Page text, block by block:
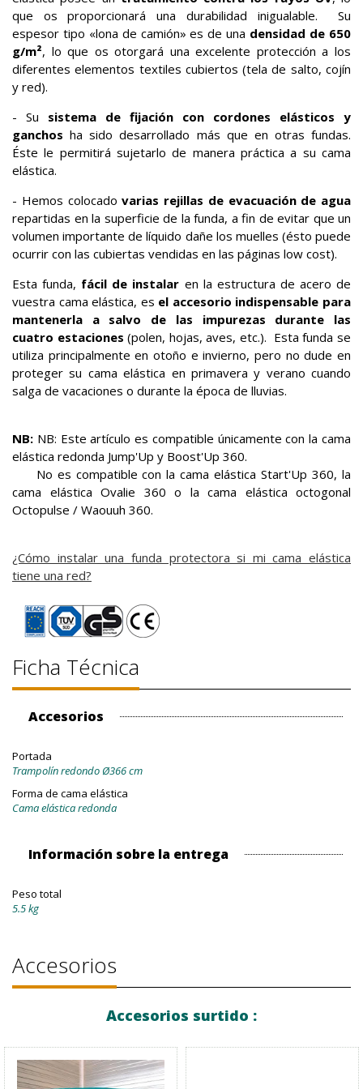
que os proporcionará una durabilidad inigualable. Su
espesor tipo «lona de camión» es de una densidad de 650
g/m², lo que os otorgará una excelente protección a los
diferentes elementos textiles cubiertos (tela de salto, cojín
y red).
- Su sistema de fijación con cordones elásticos y
ganchos ha sido desarrollado más que en otras fundas.
Éste le permitirá sujetarlo de manera práctica a su cama
elástica.
- Hemos colocadovarias rejillas de evacuación de agua
repartidas en la superficie de la funda, a fin de evitar que un
volumen importante de líquido dañe los muelles (ésto puede
ocurrir con las cubiertas vendidas en las páginas low cost).
Esta funda, fácil de instalar en la estructura de acero de
vuestra cama elástica, es el accesorio indispensable para
mantenerla a salvo de las impurezas durante las
cuatro estaciones (polen, hojas, aves, etc.). Esta funda se
utiliza principalmente en otoño e invierno, pero no dude en
proteger su cama elástica en primavera y verano cuando
salga de vacaciones o durante la época de lluvias.
NB: NB: Este artículo es compatible únicamente con la cama
elástica redonda Jump'Up y Boost'Up 360.
No es compatible con la cama elástica Start'Up 360, la
cama elástica Ovalie 360 o la cama elástica octogonal
Octopulse / Waouuh 360.
¿Cómo instalar una funda protectora si mi cama elástica
tiene una red?
Ficha Técnica
Accesorios
Portada
Trampolín redondo Ø366 cm
Forma de cama elástica
Cama elástica redonda
Información sobre la entrega
Peso total
5.5 kg
Accesorios
Accesorios surtido :